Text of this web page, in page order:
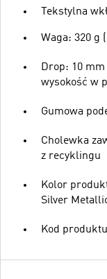
Tekstylna
Waga: 320 g
Drop: 10
wysokość w
Gumowa
Cholewka
z recyklingu
Kolor
Silver
Kod